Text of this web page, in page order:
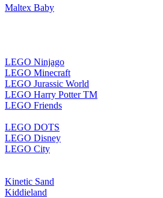
Maltex Baby
LEGO Ninjago
LEGO Minecraft
LEGO Jurassic World
LEGO Harry Potter TM
LEGO Friends
LEGO DOTS
LEGO Disney
LEGO City
Kinetic Sand
Kiddieland